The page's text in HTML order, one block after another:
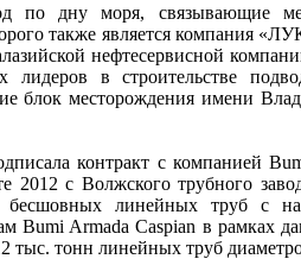
по дну моря, связывающие
также является компания
нефтесервисной
в строительстве
блок месторождения имени
контракт с компанией
2012 с Волжского трубного
бесшовных линейных труб с
Bumi Armada Caspian в рамках
тыс. тонн линейных труб